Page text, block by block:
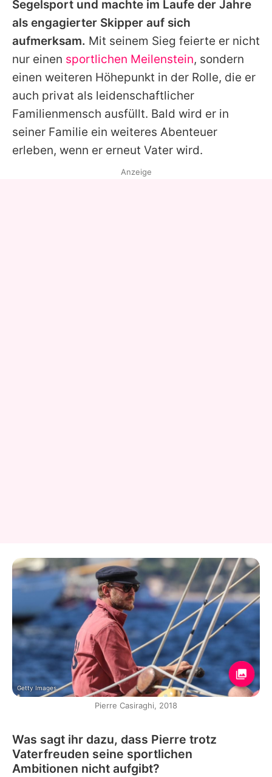
Segelsport und machte im Laufe der Jahre
als engagierter Skipper auf sich
aufmerksam. Mit seinem Sieg feierte er nicht
nur einen sportlichen Meilenstein, sondern
einen weiteren Höhepunkt in der Rolle, die er
auch privat als leidenschaftlicher
Familienmensch ausfüllt. Bald wird er in
seiner Familie ein weiteres Abenteuer
erleben, wenn er erneut Vater wird.
Anzeige
Getty Images
Pierre Casiraghi, 2018
Was sagt ihr dazu, dass Pierre trotz
Vaterfreuden seine sportlichen
Ambitionen nicht aufgibt?